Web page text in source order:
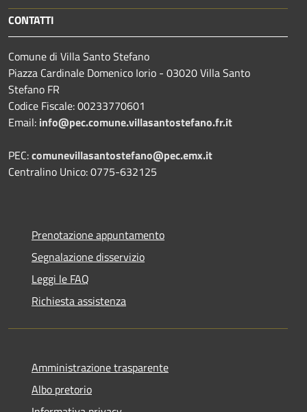
CONTATTI
Comune di Villa Santo Stefano
Piazza Cardinale Domenico Iorio - 03020 Villa Santo
Stefano FR
Codice Fiscale: 00233770601
Email: info@pec.comune.villasantostefano.fr.it
PEC:comunevillasantostefano@pec.emx.it
Centralino Unico: 0775-632125
Prenotazione appuntamento
Segnalazione disservizio
Leggi le FAQ
Richiesta assistenza
Amministrazione trasparente
Albo pretorio